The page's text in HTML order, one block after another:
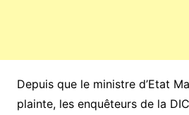
Depuis que le ministre d’Etat
plainte, les enquêteurs de la